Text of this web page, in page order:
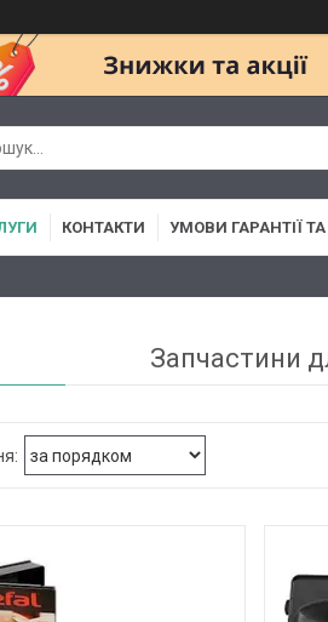
КОНТАКТИ УМОВИ ГАРАНТІЇ
Запчастини